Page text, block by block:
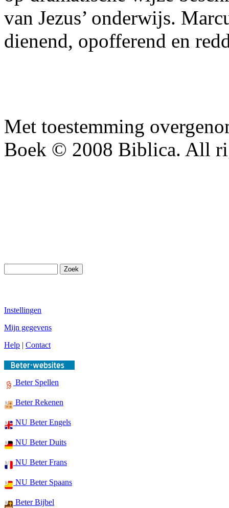
van Jezus’ onderwijs.
dienend, opofferend en
Met toestemming
Boek © 2008 Biblica. All
Instellingen
Mijn gegevens
Help | Contact
Beter Spellen
Beter Rekenen
NU Beter Engels
NU Beter Duits
NU Beter Frans
NU Beter Spaans
Beter Bijbel